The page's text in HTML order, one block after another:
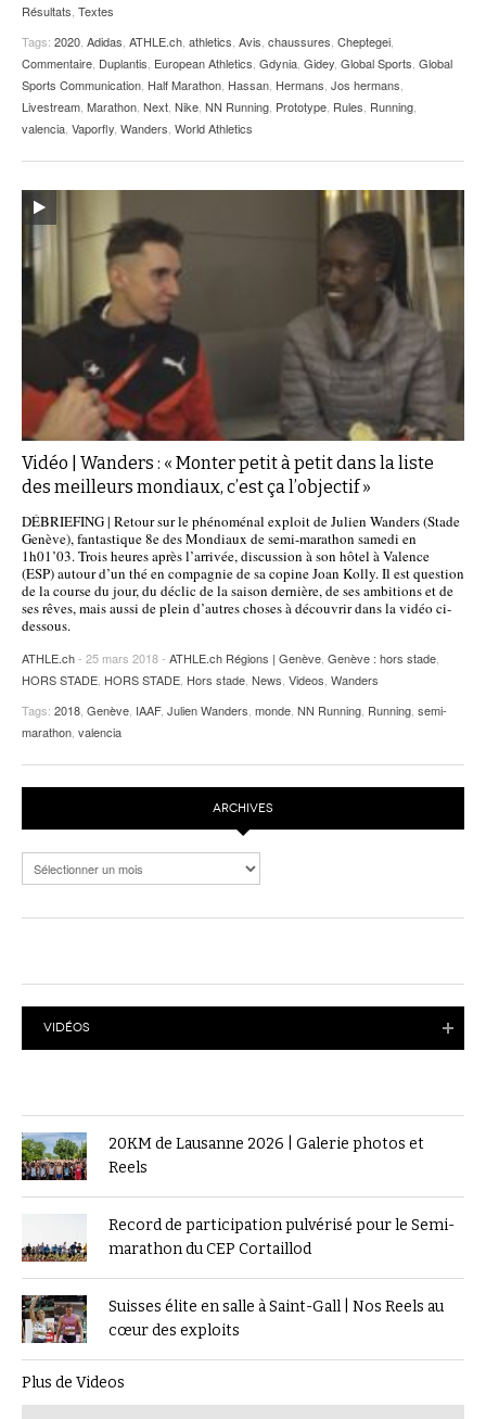
Résultats, Textes
Tags: 2020, Adidas, ATHLE.ch, athletics, Avis, chaussures, Cheptegei,
Commentaire, Duplantis, European Athletics, Gdynia, Gidey, Global Sports, Global
Sports Communication, Half Marathon, Hassan, Hermans, Jos hermans,
Livestream, Marathon, Next, Nike, NN Running, Prototype, Rules, Running,
valencia, Vaporfly, Wanders, World Athletics
Vidéo | Wanders : « Monter petit à petit dans la liste
des meilleurs mondiaux, c’est ça l’objectif »
DÉBRIEFING | Retour sur le phénoménal exploit de Julien Wanders (Stade
Genève), fantastique 8e des Mondiaux de semi-marathon samedi en
1h01’03. Trois heures après l’arrivée, discussion à son hôtel à Valence
(ESP) autour d’un thé en compagnie de sa copine Joan Kolly. Il est question
de la course du jour, du déclic de la saison dernière, de ses ambitions et de
ses rêves, mais aussi de plein d’autres choses à découvrir dans la vidéo ci-
dessous.
ATHLE.ch- 25 mars 2018 - ATHLE.ch Régions | Genève Genève : hors stade
HORS STADE HORS STADE Hors stade News Videos Wanders
Tags: 2018 Genève IAAF, Julien Wanders monde NN Running Running semi-
marathon valencia
ARCHIVES
Archives
VIDÉOS
20KM de Lausanne 2026 | Galerie photos et
Reels
Record de participation pulvérisé pour le Semi-
marathon du CEP Cortaillod
Suisses élite en salle à Saint-Gall | Nos Reels au
cœur des exploits
Plus de Videos